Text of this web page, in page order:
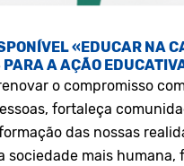
«EDUCAR NA
PARA A AÇÃO
o compromisso
fortaleça
das nossas
sociedade mais humana,